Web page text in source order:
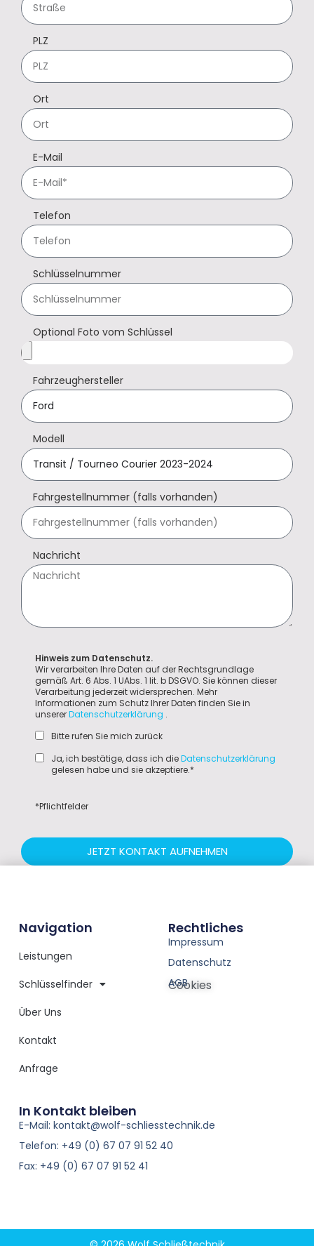
PLZ
Ort
E-Mail
Telefon
Schlüsselnummer
Optional Foto vom Schlüssel
Fahrzeughersteller
Modell
Fahrgestellnummer (falls vorhanden)
Nachricht
Hinweis zum Datenschutz.
Wir verarbeiten Ihre Daten auf der Rechtsgrundlage
gemäß Art. 6 Abs. 1 UAbs. 1 lit. b DSGVO. Sie können dieser
Verarbeitung jederzeit widersprechen. Mehr
Informationen zum Schutz Ihrer Daten finden Sie in
unsererDatenschutzerklärung .
Bitte rufen Sie mich zurück
Ja, ich bestätige, dass ich dieDatenschutzerklärung
gelesen habe und sie akzeptiere.*
*Pflichtfelder
JETZT KONTAKT AUFNEHMEN
In Kontakt bleiben
E-Mail: kontakt@wolf-schliesstechnik.de
Telefon: +49 (0) 67 07 91 52 40
Fax: +49 (0) 67 07 91 52 41
Navigation
Leistungen
Schlüsselfinder
Über Uns
Kontakt
Anfrage
Rechtliches
Impressum
Datenschutz
AGB
Cookies